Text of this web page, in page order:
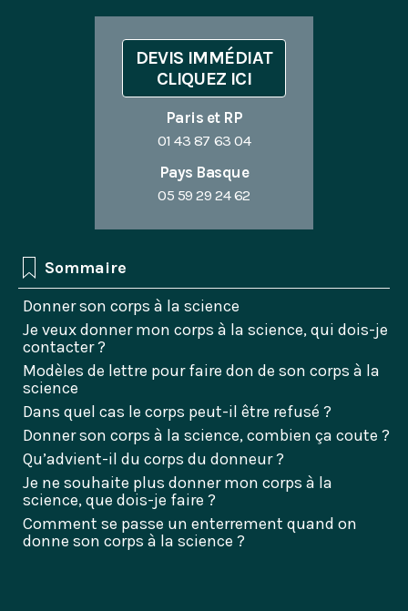
DEVIS IMMÉDIAT
CLIQUEZ ICI
Paris et RP
01 43 87 63 04
Pays Basque
05 59 29 24 62
Sommaire
Donner son corps à la science
Je veux donner mon corps à la science, qui dois-je
contacter ?
Modèles de lettre pour faire don de son corps à la
science
Dans quel cas le corps peut-il être refusé ?
Donner son corps à la science, combien ça coute ?
Qu’advient-il du corps du donneur ?
Je ne souhaite plus donner mon corps à la
science, que dois-je faire ?
Comment se passe un enterrement quand on
donne son corps à la science ?